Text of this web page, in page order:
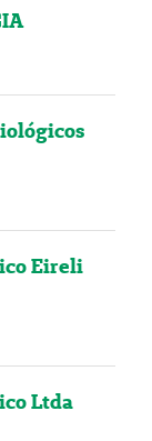
Eireli
Ltda